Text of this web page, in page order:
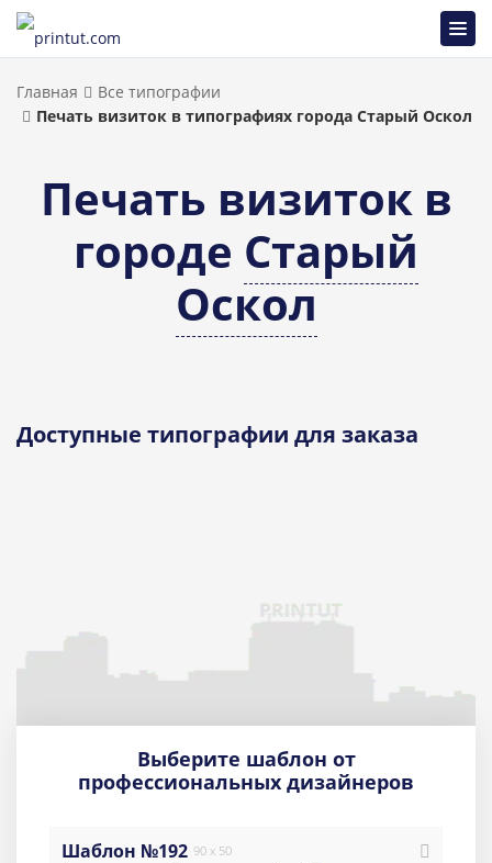
Главная
Все типографии
Печать визиток в типографиях города Старый Оскол
Печать визиток в
городе Старый
Оскол
Доступные типографии для заказа
Выберите шаблон от
профессиональных дизайнеров
Шаблон №192 90 x 50